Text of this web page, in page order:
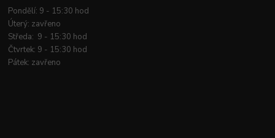
Pondělí: 9 - 15:30 hod
Úterý: zavřeno
Středa: 9 - 15:30 hod
Čtvrtek: 9 - 15:30 hod
Pátek: zavřeno